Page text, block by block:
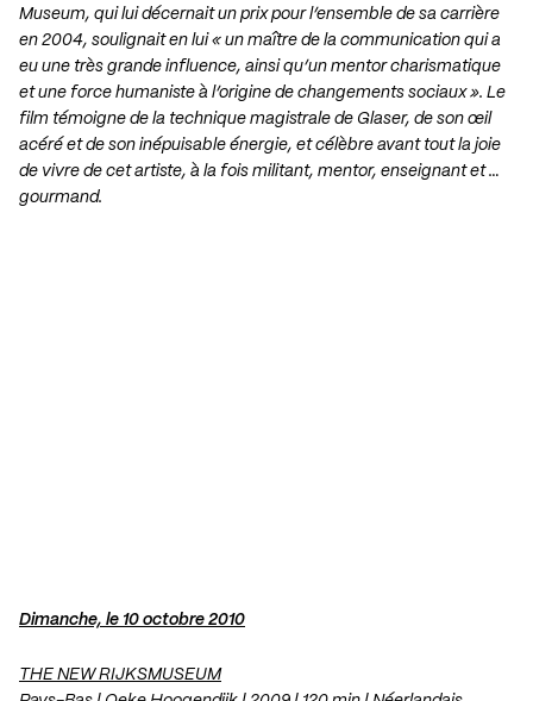
Museum, qui lui décernait un prix pour l’ensemble de sa carrière
en 2004, soulignait en lui « un maître de la communication qui a
eu une très grande influence, ainsi qu’un mentor charismatique
et une force humaniste à l’origine de changements sociaux ». Le
film témoigne de la technique magistrale de Glaser, de son œil
acéré et de son inépuisable énergie, et célèbre avant tout la joie
de vivre de cet artiste, à la fois militant, mentor, enseignant et …
gourmand.
Dimanche, le 10 octobre 2010
THE NEW RIJKSMUSEUM